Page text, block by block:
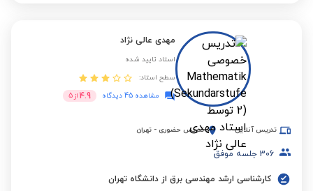
مهدی عالی نژاد
استاد تایید شده
سطح استاد:
مشاهده 45 دیدگاه
4.9 از 5
تدریس آنلاین تدریس حضوری - تهران
306 جلسه موفق
کارشناسی ارشد مهندسی برق از دانشگاه تهران